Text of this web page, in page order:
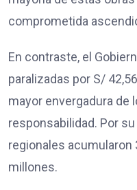
comprometida
En contraste, el
paralizadas por S/
mayor envergadura de
responsabilidad. Por
regionales acumularon
millones.